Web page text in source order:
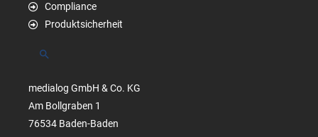
Compliance
Produktsicherheit
Suchen
medialog GmbH & Co. KG
Am Bollgraben 1
76534 Baden-Baden